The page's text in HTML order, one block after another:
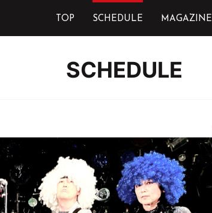
TOP SCHEDULE MAGAZINE
SCHEDULE